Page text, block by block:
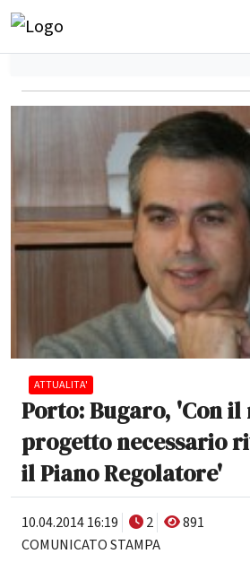
ATTUALITA'
Porto: Bugaro, 'Con il
progetto necessario
il Piano Regolatore'
10.04.2014 16:19 2
891
COMUNICATO STAMPA